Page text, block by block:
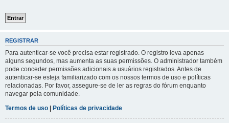
REGISTRAR
Para autenticar-se você precisa estar registrado. O registro leva apenas
alguns segundos, mas aumenta as suas permissões. O administrador também
pode conceder permissões adicionais a usuários registrados. Antes de
autenticar-se esteja familiarizado com os nossos termos de uso e políticas
relacionadas. Por favor, assegure-se de ler as regras do fórum enquanto
navegar pela comunidade.
Termos de uso | Políticas de privacidade